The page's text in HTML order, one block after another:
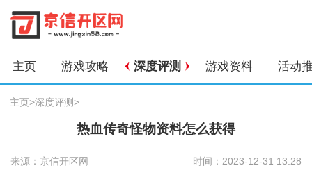
主页 游戏攻略 深度评测 游戏资料 活动
主页>深度评测>
热血传奇怪物资料怎么获得
来源：京信开区网 时间：2023-12-31 13:28